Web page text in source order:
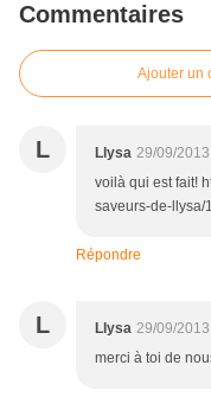
Commentaires
Ajouter un
L Llysa 29/09/
voilà qui est fait!
saveurs-de-llysa/
Répondre
L Llysa 29/09/
merci à toi de